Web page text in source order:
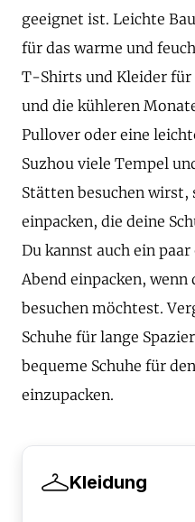
geeignet ist. Leichte
für das warme und
T-Shirts und Kleider für
und die kühleren
Pullover oder eine
Suzhou viele Tempel
Stätten besuchen
einpacken, die deine
Du kannst auch ein
Abend einpacken, wenn
besuchen möchtest.
Schuhe für lange
bequeme Schuhe für
einzupacken.
Kleidung